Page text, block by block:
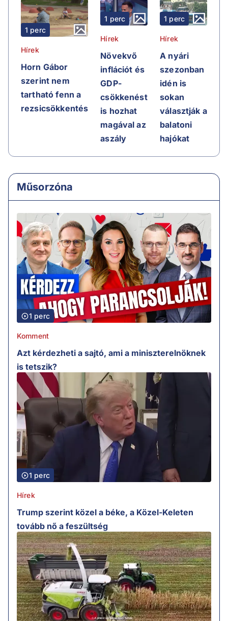
1 perc
Hírek
Horn Gábor
szerint nem
tartható fenn a
rezsicsökkentés
1 perc
Hírek
Növekvő
inflációt és
GDP-
csökkenést
is hozhat
magával az
aszály
1 perc
Hírek
A nyári
szezonban
idén is
sokan
választják a
balatoni
hajókat
Műsorzóna
1 perc
Komment
Azt kérdezheti a sajtó, ami a miniszterelnöknek
is tetszik?
1 perc
Hírek
Trump szerint közel a béke, a Közel-Keleten
tovább nő a feszültség